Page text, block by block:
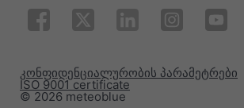
© 2026 meteoblue
ISO 9001 certificate
კონფიდენციალურობის პარამეტრები